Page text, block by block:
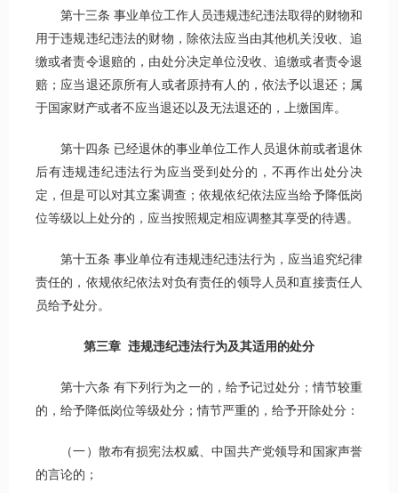
第十三条 事业单位工作人员违规违纪违法取得的财物和
用于违规违纪违法的财物，除依法应当由其他机关没收、追
缴或者责令退赔的，由处分决定单位没收、追缴或者责令退
赔；应当退还原所有人或者原持有人的，依法予以退还；属
于国家财产或者不应当退还以及无法退还的，上缴国库。
第十四条 已经退休的事业单位工作人员退休前或者退休
后有违规违纪违法行为应当受到处分的，不再作出处分决
定，但是可以对其立案调查；依规依纪依法应当给予降低岗
位等级以上处分的，应当按照规定相应调整其享受的待遇。
第十五条 事业单位有违规违纪违法行为，应当追究纪律
责任的，依规依纪依法对负有责任的领导人员和直接责任人
员给予处分。
第三章 违规违纪违法行为及其适用的处分
第十六条 有下列行为之一的，给予记过处分；情节较重
的，给予降低岗位等级处分；情节严重的，给予开除处分：
（一）散布有损宪法权威、中国共产党领导和国家声誉
的言论的；